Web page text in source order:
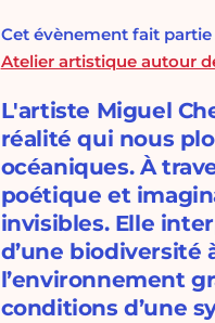
Cet évènement fait partie
Atelier artistique autour
L'artiste Miguel
réalité qui nous
océaniques. À
poétique et
invisibles. Elle
d’une biodiversité
l’environnement
conditions d’une